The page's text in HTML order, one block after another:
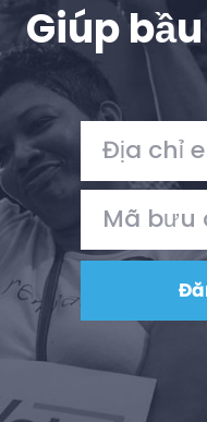
Giúp